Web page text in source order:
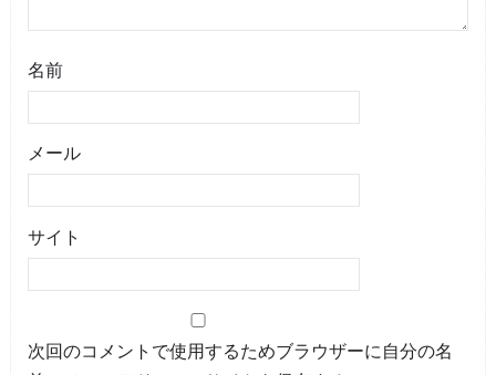
名前
メール
サイト
次回のコメントで使用するためブラウザーに自分の名